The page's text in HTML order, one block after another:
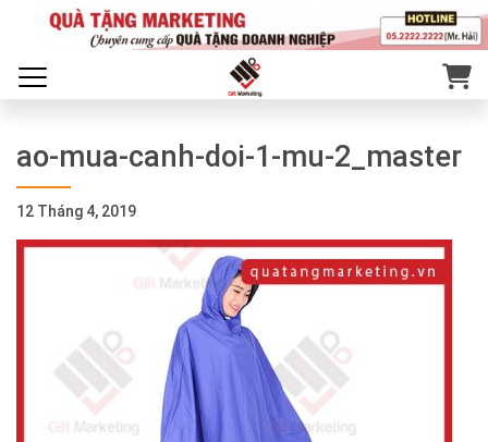
ao-mua-canh-doi-1-mu-2_master
12 Tháng 4, 2019